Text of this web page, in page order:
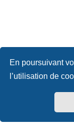
En poursuivant
l’utilisation de